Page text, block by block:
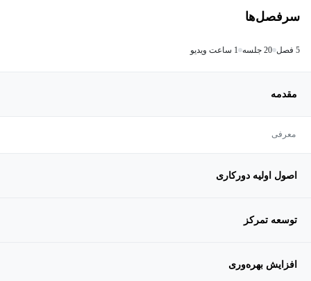
سرفصل‌ها
5 فصل 20 جلسه 1 ساعت ویدیو
مقدمه
معرفی
اصول اولیه دورکاری
توسعه تمرکز
افزایش بهره‌وری